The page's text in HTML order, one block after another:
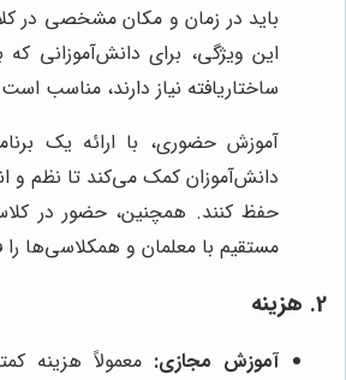
باید در زمان و مکان مشخصی در
این ویژگی، برای دانش‌آموزانی
ساختاریافته نیاز دارند، مناسب
آموزش حضوری، با ارائه یک
دانش‌آموزان کمک می‌کند تا نظم و
حفظ کنند. همچنین، حضور در
مستقیم با معلمان و همکلاسی‌ها
2. هزینه
آموزش مجازی: معمولاً هزینه